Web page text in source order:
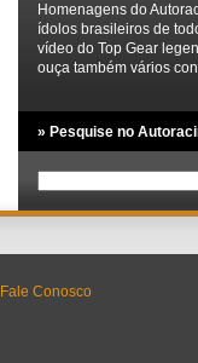
Homenagens do
ídolos brasileiros de
vídeo do Top Gear
ouça também vários
» Pesquise no
por:
Fale Conosco